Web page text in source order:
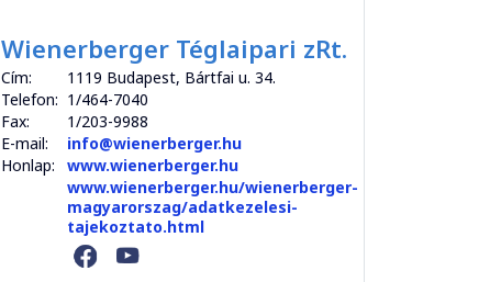
Wienerberger Téglaipari zRt.
Cím:
1119 Budapest, Bártfai u. 34.
Telefon: 1/464-7040
Fax:
1/203-9988
E-mail:
info@wienerberger.hu
Honlap:
www.wienerberger.hu
www.wienerberger.hu/wienerberger-
magyarorszag/adatkezelesi-
tajekoztato.html